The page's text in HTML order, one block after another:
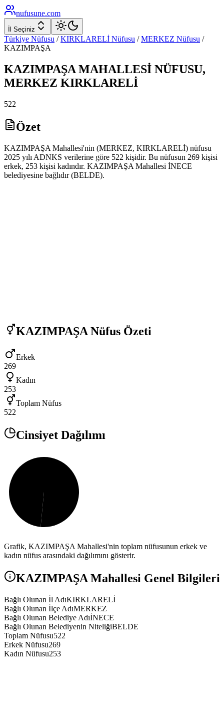
nufusune.com
İl Seçiniz
Türkiye Nüfusu / KIRKLARELİ Nüfusu / MERKEZ Nüfusu /
KAZIMPAŞA
KAZIMPAŞA MAHALLESİ NÜFUSU,
MERKEZ KIRKLARELİ
522
Özet
KAZIMPAŞA Mahallesi'nin (MERKEZ, KIRKLARELİ) nüfusu
2025 yılı ADNKS verilerine göre 522 kişidir. Bu nüfusun 269 kişisi
erkek, 253 kişisi kadındır. KAZIMPAŞA Mahallesi İNECE
belediyesine bağlıdır (BELDE).
KAZIMPAŞA Nüfus Özeti
Erkek
269
Kadın
253
Toplam Nüfus
522
Cinsiyet Dağılımı
Grafik, KAZIMPAŞA Mahallesi'nin toplam nüfusunun erkek ve
kadın nüfus arasındaki dağılımını gösterir.
KAZIMPAŞA Mahallesi Genel Bilgileri
Bağlı Olunan İl AdıKIRKLARELİ
Bağlı Olunan İlçe AdıMERKEZ
Bağlı Olunan Belediye AdıİNECE
Bağlı Olunan Belediyenin NiteliğiBELDE
Toplam Nüfusu522
Erkek Nüfusu269
Kadın Nüfusu253